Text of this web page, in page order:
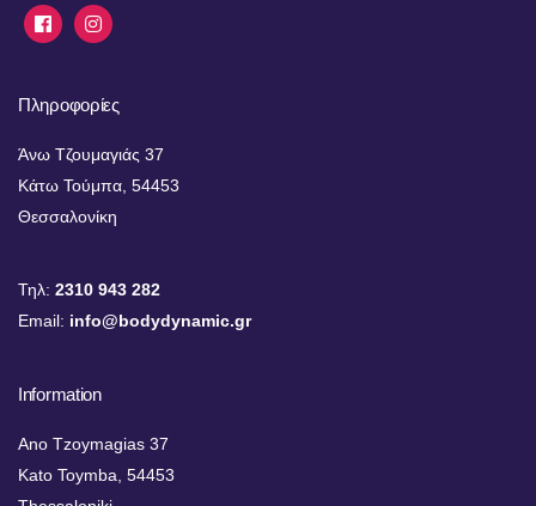
Πληροφορίες
Άνω Τζουμαγιάς 37
Κάτω Τούμπα, 54453
Θεσσαλονίκη
Τηλ: 2310 943 282
Email: info@bodydynamic.gr
Information
Ano Tzoymagias 37
Kato Toymba, 54453